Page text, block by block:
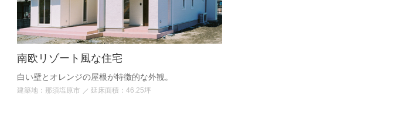
南欧リゾート風な住宅
白い壁とオレンジの屋根が特徴的な外観。
建築地：那須塩原市 延床面積：46.25坪